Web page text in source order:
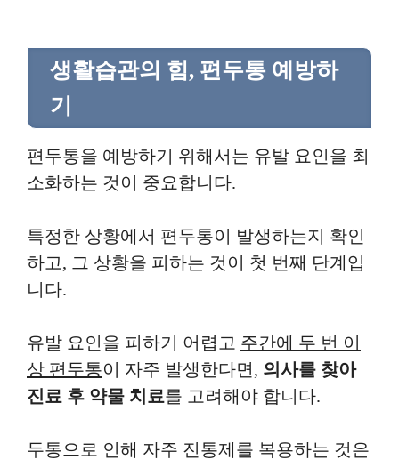
생활습관의 힘, 편두통 예방하
기
편두통을 예방하기 위해서는 유발 요인을 최
소화하는 것이 중요합니다.
특정한 상황에서 편두통이 발생하는지 확인
하고, 그 상황을 피하는 것이 첫 번째 단계입
니다.
유발 요인을 피하기 어렵고 주간에 두 번 이
상 편두통이 자주 발생한다면, 의사를 찾아
진료 후 약물 치료를 고려해야 합니다.
두통으로 인해 자주 진통제를 복용하는 것은